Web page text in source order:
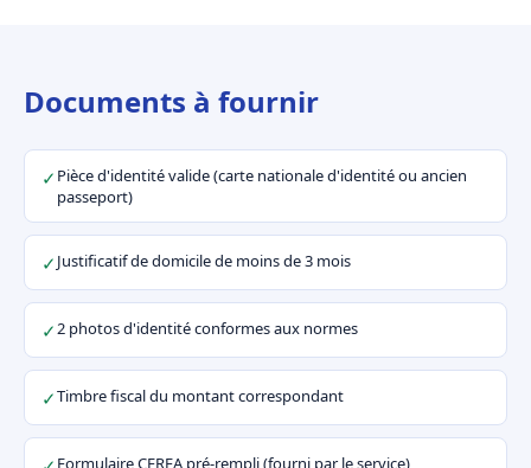
Documents à fournir
✓ Pièce d'identité valide (carte nationale d'identité ou ancien
passeport)
✓Justificatif de domicile de moins de 3 mois
✓2 photos d'identité conformes aux normes
✓Timbre fiscal du montant correspondant
Formulaire CERFA pré-rempli (fourni par le service)